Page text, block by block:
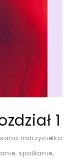
1
2020
, spotkanie,